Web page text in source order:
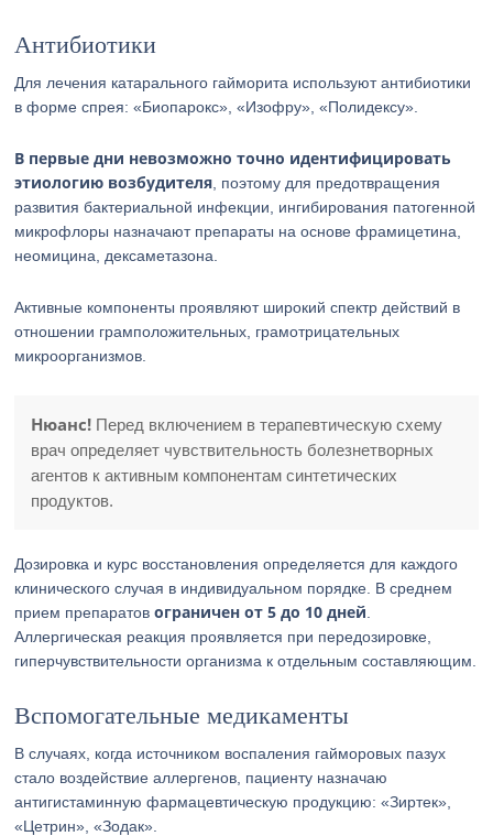
Антибиотики
Для лечения катарального гайморита используют антибиотики
в форме спрея: «Биопарокс», «Изофру», «Полидексу».
В первые дни невозможно точно идентифицировать
этиологию возбудителя , поэтому для предотвращения
развития бактериальной инфекции, ингибирования патогенной
микрофлоры назначают препараты на основе фрамицетина,
неомицина, дексаметазона.
Активные компоненты проявляют широкий спектр действий в
отношении грамположительных, грамотрицательных
микроорганизмов.
Нюанс! Перед включением в терапевтическую схему
врач определяет чувствительность болезнетворных
агентов к активным компонентам синтетических
продуктов.
Дозировка и курс восстановления определяется для каждого
клинического случая в индивидуальном порядке. В среднем
прием препаратовограничен от 5 до 10 дней
Аллергическая реакция проявляется при передозировке,
гиперчувствительности организма к отдельным составляющим.
Вспомогательные медикаменты
В случаях, когда источником воспаления гайморовых пазух
стало воздействие аллергенов, пациенту назначаю
антигистаминную фармацевтическую продукцию: «Зиртек»,
«Цетрин», «Зодак».